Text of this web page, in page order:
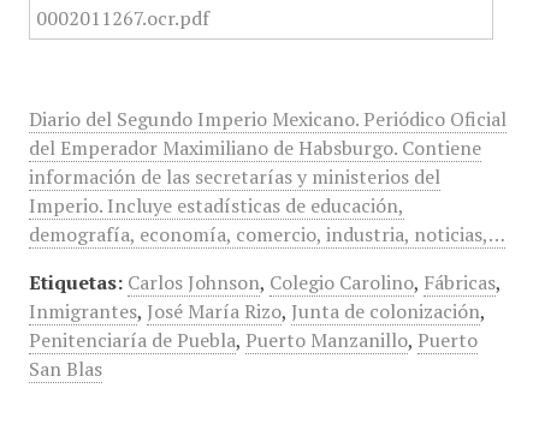
Diario del Segundo Imperio Mexicano. Periódico Oficial
del Emperador Maximiliano de Habsburgo. Contiene
información de las secretarías y ministerios del
Imperio. Incluye estadísticas de educación,
demografía, economía, comercio, industria, noticias,…
Etiquetas: Carlos Johnson, Colegio Carolino, Fábricas,
Inmigrantes, José María Rizo, Junta de colonización,
Penitenciaría de Puebla, Puerto Manzanillo, Puerto
San Blas